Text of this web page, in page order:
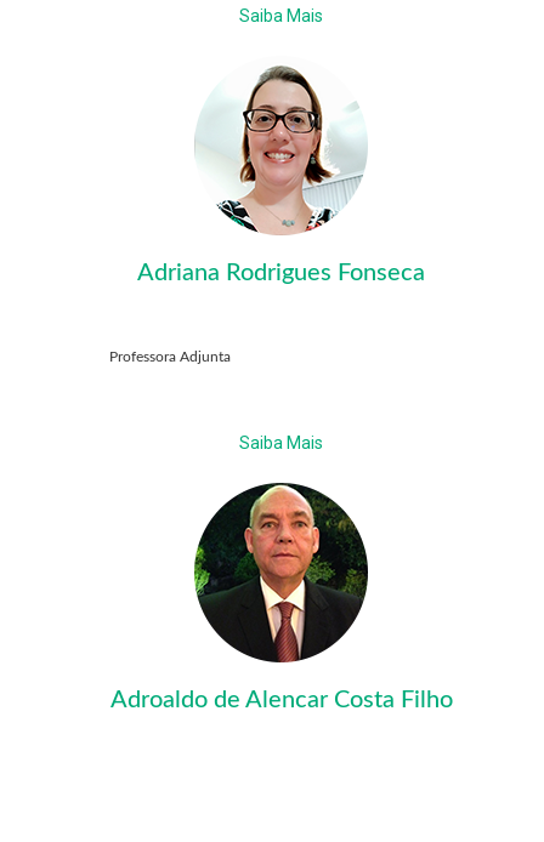
Saiba Mais
Adriana Rodrigues Fonseca
Professora Adjunta
Saiba Mais
Adroaldo de Alencar Costa Filho